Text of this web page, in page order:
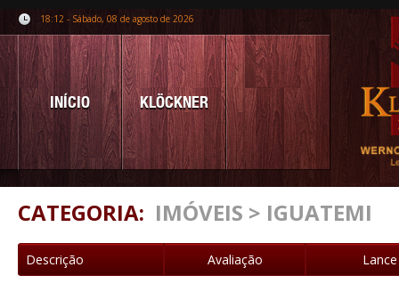
18:12 - Sábado, 08 de agosto de 2026
INÍCIO KLÖCKNER
CATEGORIA: IMÓVEIS > IGUATEMI
Descrição Avaliação